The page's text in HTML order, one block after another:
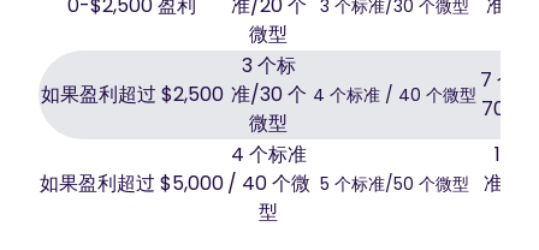
微型
3 个标准/30 个微型
如果盈利超过 $2,500
3 个标
准/30 个
微型
4 个标准 / 40 个微型
7 个
70 个
如果盈利超过 $5,000
4 个标准
/ 40 个微
型
5 个标准/50 个微型
10
准/